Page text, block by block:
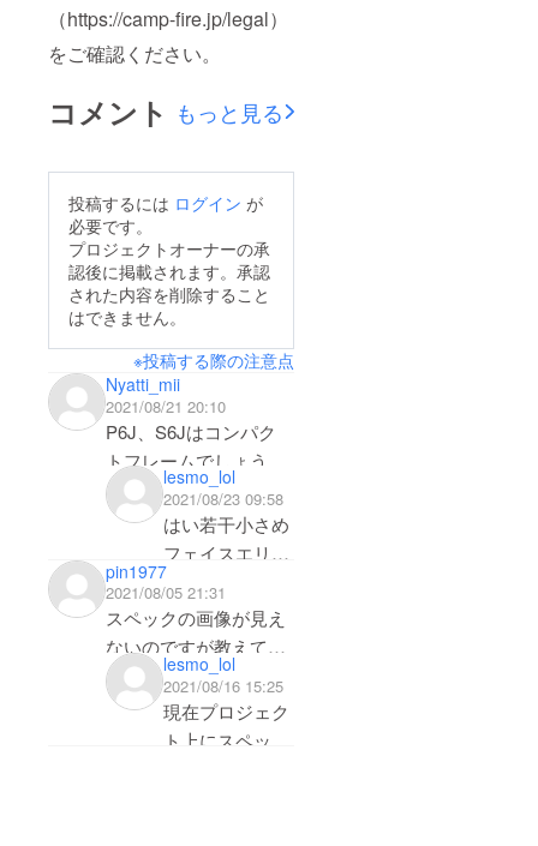
（https://camp-fire.jp/legal）
をご確認ください。
コメント もっと見る
投稿するには ログイン が
必要です。
プロジェクトオーナーの承
認後に掲載されます。承認
された内容を削除すること
はできません。
※投稿する際の注意点
Nyatti_mii
2021/08/21 20:10
P6J、S6Jはコンパク
トフレームでしょう
か？
カタログだと少し面が
小さいように見えま
す。
lesmo_lol
2021/08/23 09:58
はい若干小さめ
フェイスエリア
となります。
よろしくお願い
します。
pin1977
2021/08/05 21:31
スペックの画像が見え
ないのですが教えても
らえますか？
あと購入する時にP5と
か指定するのですか？
lesmo_lol
2021/08/16 15:25
現在プロジェク
ト上にスペック